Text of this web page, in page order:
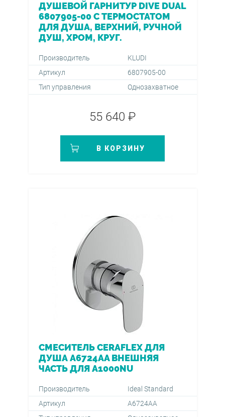
ДУШЕВОЙ ГАРНИТУР DIVE DUAL
6807905-00 С ТЕРМОСТАТОМ
ДЛЯ ДУША, ВЕРХНИЙ, РУЧНОЙ
ДУШ, ХРОМ, КРУГ.
Производитель
KLUDI
Артикул
6807905-00
Тип управления
Однозахватное
55 640 ₽
В КОРЗИНУ
СМЕСИТЕЛЬ CERAFLEX ДЛЯ
ДУША A6724AA ВНЕШНЯЯ
ЧАСТЬ ДЛЯ A1000NU
Производитель
Ideal Standard
Артикул
A6724AA